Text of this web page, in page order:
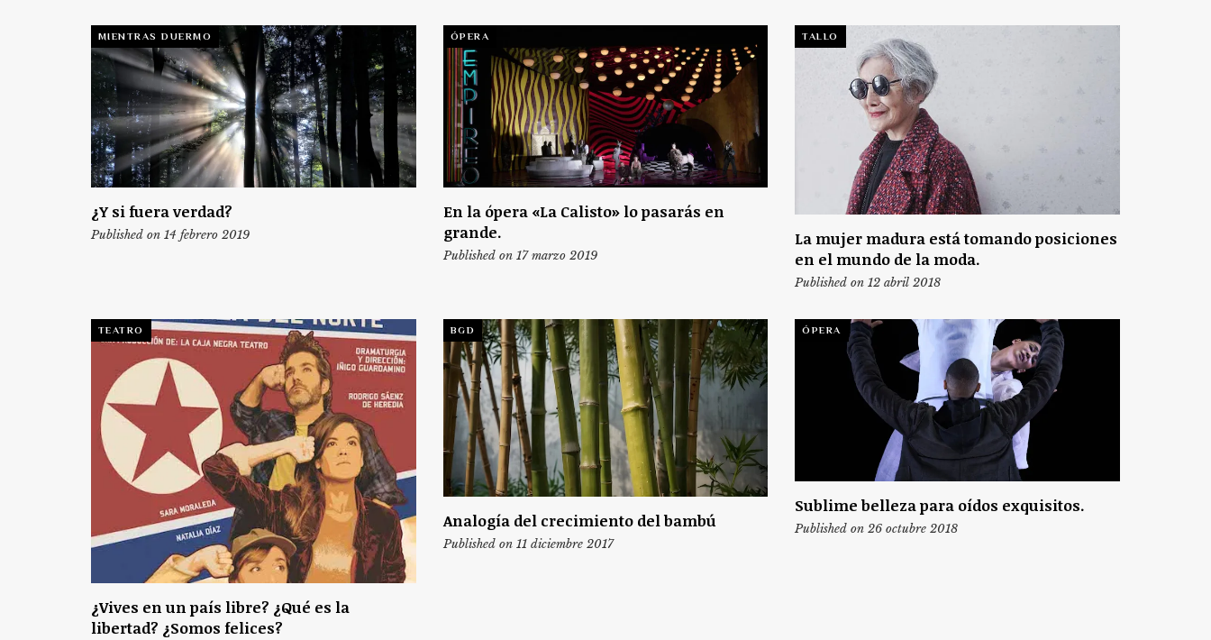
MIENTRAS DUERMO
¿Y si fuera verdad?
Published on 14 febrero 2019
ÓPERA
En la ópera «La Calisto» lo pasarás en
grande.
Published on 17 marzo 2019
TALLO
La mujer madura está tomando posiciones
en el mundo de la moda.
Published on 12 abril 2018
TEATRO
¿Vives en un país libre? ¿Qué es la
libertad? ¿Somos felices?
BGD
Analogía del crecimiento del bambú
Published on 11 diciembre 2017
ÓPERA
Sublime belleza para oídos exquisitos.
Published on 26 octubre 2018